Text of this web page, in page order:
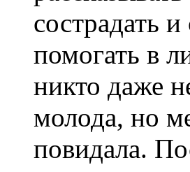
сострадать
помогать в
никто даже
молода, но
повидала.